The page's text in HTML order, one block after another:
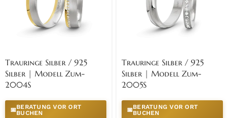
Trauringe Silber / 925
Silber | Modell Zum-
2004S
📅BERATUNG VOR ORT
BUCHEN
Trauringe Silber / 925
Silber | Modell Zum-
2005S
📅BERATUNG VOR ORT
BUCHEN